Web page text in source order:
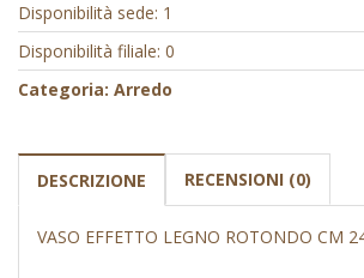
Disponibilità sede: 1
Disponibilità filiale: 0
Categoria: Arredo
DESCRIZIONE RECENSIONI (0)
VASO EFFETTO LEGNO ROTONDO CM